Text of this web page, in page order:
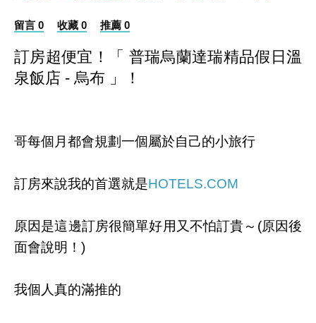
留言 0 收藏 0 推薦 0
訂房超便宜！
「 普瑞烏蘭達瑞精品假日溫
泉飯店 - 烏布 」
！
哥每個月都會規劃一個屬於自己的小旅行
訂房來說我的首選就是HOTELS.COM
原因是這邊訂房很簡單好用又不怕訂貴～(原因後
面會說明！)
我個人真的滿推的